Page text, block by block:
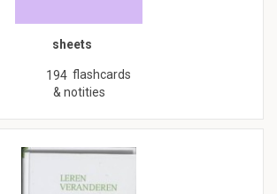
sheets
194 flashcards
& notities